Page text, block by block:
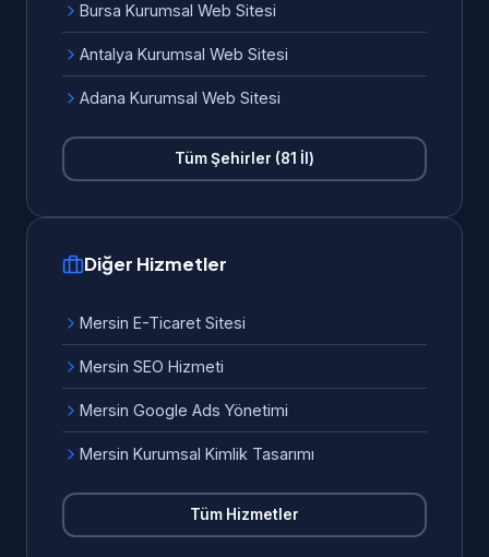
Bursa Kurumsal Web Sitesi
Antalya Kurumsal Web Sitesi
Adana Kurumsal Web Sitesi
Tüm Şehirler (81 İl)
Diğer Hizmetler
Mersin E-Ticaret Sitesi
Mersin SEO Hizmeti
Mersin Google Ads Yönetimi
Mersin Kurumsal Kimlik Tasarımı
Tüm Hizmetler